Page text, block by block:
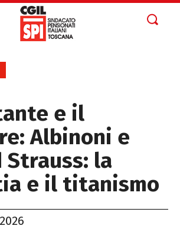
e il
Albinoni e
Strauss: la
e il titanismo